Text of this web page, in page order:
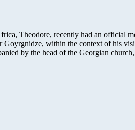
Theodore, recently had an official
within the context of his
by the head of the Georgian